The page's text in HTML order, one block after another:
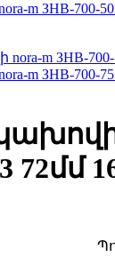
m ЗНВ-700-50
m ЗНВ-700-75
72մմ